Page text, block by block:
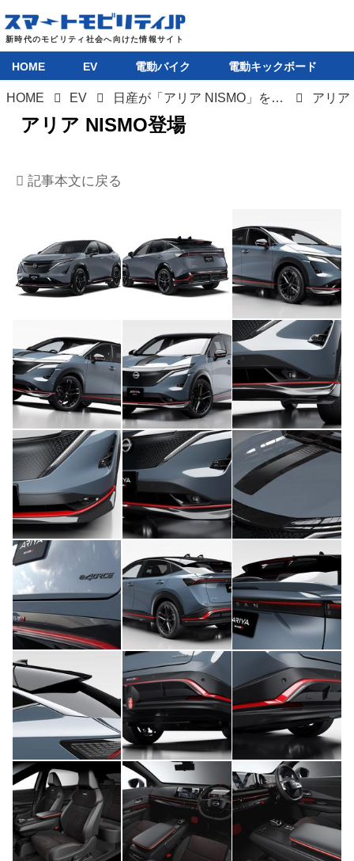
EV
電動バイク
電動キックボード
ライフスタイル
テクノロジー
このメディアについて
運営会社
利用規約
プライバシーポリシー
ライター名簿
お問い合せ
広告掲載について
HOME EV 電動バイク 電動キックボード
HOME EV 日産が「アリア NISMO」を初公開。e-4ORCEをベースに約10％出力向上したEV NISMOのフラッグシップ アリア
アリア NISMO登場
記事本文に戻る